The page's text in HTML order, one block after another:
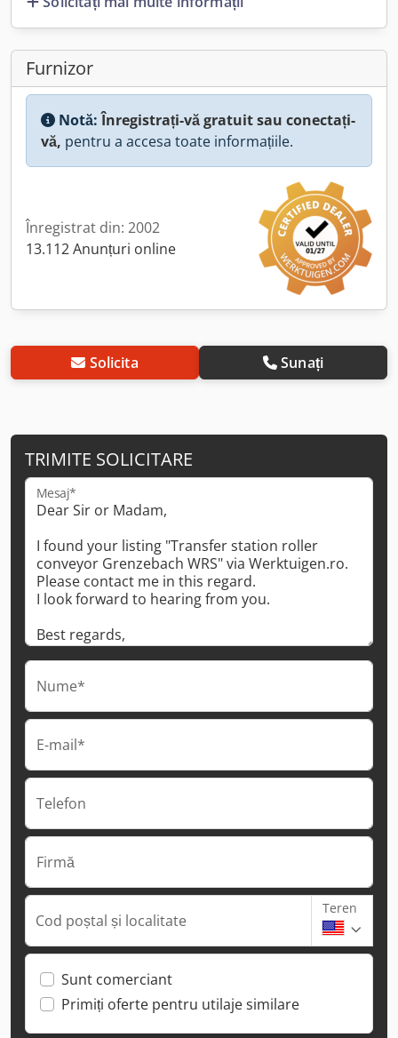
Furnizor
Notă:Înregistrați-vă gratuit sau conectați-
vă, pentru a accesa toate informațiile.
Înregistrat din: 2002
13.112 Anunțuri online
Solicita Sunați
TRIMITE SOLICITARE
Mesaj*
Nume*
E-mail*
Telefon
Firmă
Cod poștal și localitate
Teren
Sunt comerciant
Primiți oferte pentru utilaje similare